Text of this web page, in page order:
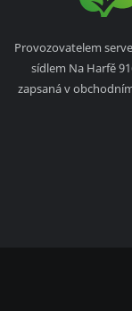
Provozovatelem
sídlem Na Harfě
zapsaná v